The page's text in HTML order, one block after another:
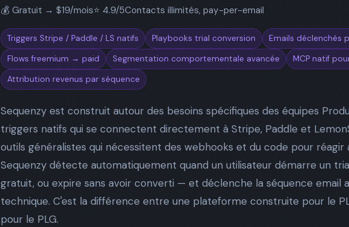
💰 Gratuit → $19/mois⭐ 4.9/5Contacts illimités, pay-per-email
Triggers Stripe / Paddle / LS natifs Playbooks trial conversion
Emails déclenchés
Flows freemium → paid
Segmentation comportementale avancée
MCP natif
Attribution revenus par séquence
Sequenzy est construit autour des besoins spécifiques des équipes
triggers natifs qui se connectent directement à Stripe, Paddle et
outils généralistes qui nécessitent des webhooks et du code pour réagir
Sequenzy détecte automatiquement quand un utilisateur démarre un
gratuit, ou expire sans avoir converti — et déclenche la séquence email
technique. C'est la différence entre une plateforme construite pour le
pour le PLG.